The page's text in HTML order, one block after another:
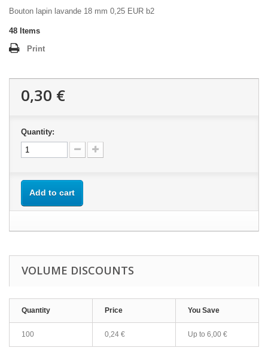
Bouton lapin lavande 18 mm 0,25 EUR b2
48 Items
Print
0,30 €
Quantity:
Add to cart
VOLUME DISCOUNTS
Quantity Price You Save
100 0,24 € Up to 6,00 €